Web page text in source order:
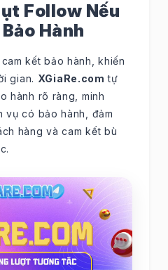
Follow Nếu
Hành
kết bảo hành, khiến
gian. XGiaRe.com tự
hành rõ ràng, minh
có bảo hành, đảm
hàng và cam kết bù